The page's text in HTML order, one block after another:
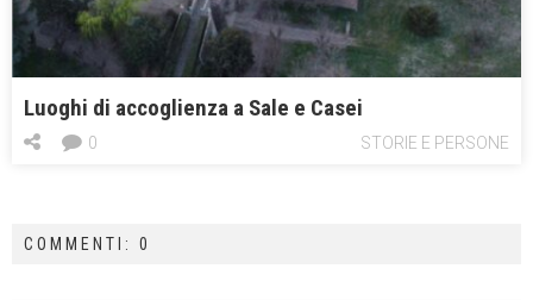
Luoghi di accoglienza a Sale e Casei
STORIE E PERSONE
0
COMMENTI: 0